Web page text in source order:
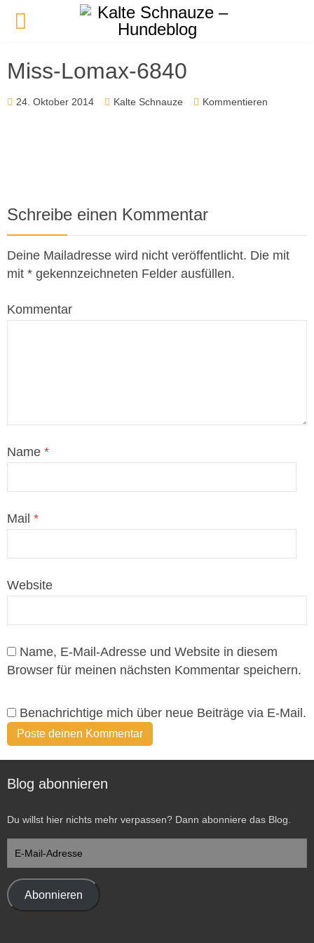
Miss-Lomax-6840
24. Oktober 2014 Kalte Schnauze Kommentieren
Schreibe einen Kommentar
Deine Mailadresse wird nicht veröffentlicht. Die mit
mit * gekennzeichneten Felder ausfüllen.
Kommentar
Name *
Mail *
Website
Name, E-Mail-Adresse und Website in diesem
Browser für meinen nächsten Kommentar speichern.
Benachrichtige mich über neue Beiträge via E-Mail.
Blog abonnieren
Du willst hier nichts mehr verpassen? Dann abonniere das Blog.
Adresse
Abonnieren